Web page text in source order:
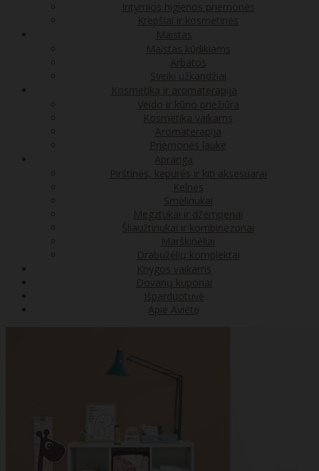
Intymios higienos priemonės
Krepšiai ir kosmetinės
Maistas
Maistas kūdikiams
Arbatos
Sveiki užkandžiai
Kosmetika ir aromaterapija
Veido ir kūno priežiūra
Kosmetika vaikams
Aromaterapija
Priemonės lauke
Apranga
Pirštinės, kepurės ir kiti aksesuarai
Kelnės
Smėlinukai
Megztukai ir džemperiai
Šliaužtinukai ir kombinezonai
Marškinėliai
Drabužėlių komplektai
Knygos vaikams
Dovanų kuponai
Išparduotuvė
Apie Avietę